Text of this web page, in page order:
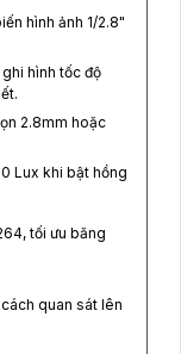
hình ảnh 1/2.8"
hình tốc độ
2.8mm hoặc
Lux khi bật hồng
tối ưu băng
quan sát lên